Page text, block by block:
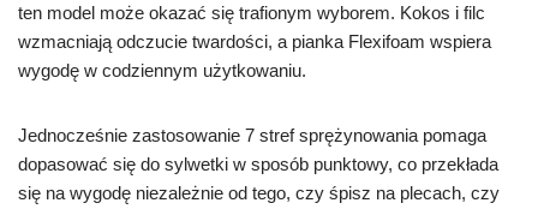
ten model może okazać się trafionym wyborem. Kokos i filc
wzmacniają odczucie twardości, a pianka Flexifoam wspiera
wygodę w codziennym użytkowaniu.
Jednocześnie zastosowanie 7 stref sprężynowania pomaga
dopasować się do sylwetki w sposób punktowy, co przekłada
się na wygodę niezależnie od tego, czy śpisz na plecach, czy